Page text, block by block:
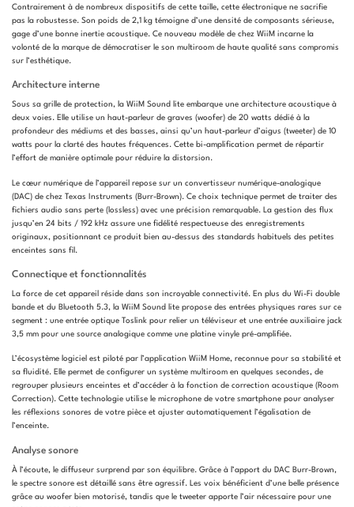
Contrairement à de nombreux dispositifs de cette taille, cette électronique ne sacrifie
pas la robustesse. Son poids de 2,1 kg témoigne d’une densité de composants sérieuse,
gage d’une bonne inertie acoustique. Ce nouveau modèle de chez WiiM incarne la
volonté de la marque de démocratiser le son multiroom de haute qualité sans compromis
sur l’esthétique.
Architecture interne
Sous sa grille de protection, la WiiM Sound lite embarque une architecture acoustique à
deux voies. Elle utilise un haut-parleur de graves (woofer) de 20 watts dédié à la
profondeur des médiums et des basses, ainsi qu’un haut-parleur d’aigus (tweeter) de 10
watts pour la clarté des hautes fréquences. Cette bi-amplification permet de répartir
l’effort de manière optimale pour réduire la distorsion.
Le cœur numérique de l’appareil repose sur un convertisseur numérique-analogique
(DAC) de chez Texas Instruments (Burr-Brown). Ce choix technique permet de traiter des
fichiers audio sans perte (lossless) avec une précision remarquable. La gestion des flux
jusqu’en 24 bits / 192 kHz assure une fidélité respectueuse des enregistrements
originaux, positionnant ce produit bien au-dessus des standards habituels des petites
enceintes sans fil.
Connectique et fonctionnalités
La force de cet appareil réside dans son incroyable connectivité. En plus du Wi-Fi double
bande et du Bluetooth 5.3, la WiiM Sound lite propose des entrées physiques rares sur ce
segment : une entrée optique Toslink pour relier un téléviseur et une entrée auxiliaire jack
3,5 mm pour une source analogique comme une platine vinyle pré-amplifiée.
L’écosystème logiciel est piloté par l’application WiiM Home, reconnue pour sa stabilité et
sa fluidité. Elle permet de configurer un système multiroom en quelques secondes, de
regrouper plusieurs enceintes et d’accéder à la fonction de correction acoustique (Room
Correction). Cette technologie utilise le microphone de votre smartphone pour analyser
les réflexions sonores de votre pièce et ajuster automatiquement l’égalisation de
l’enceinte.
Analyse sonore
À l’écoute, le diffuseur surprend par son équilibre. Grâce à l’apport du DAC Burr-Brown,
le spectre sonore est détaillé sans être agressif. Les voix bénéficient d’une belle présence
grâce au woofer bien motorisé, tandis que le tweeter apporte l’air nécessaire pour une